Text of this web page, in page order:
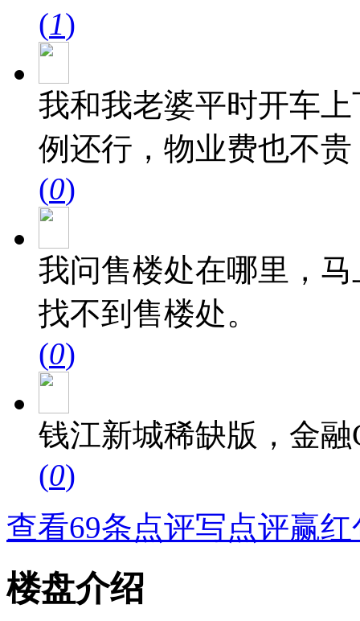
(1)
我和我老婆平时开车
例还行，物业费也不
(0)
我问售楼处在哪里，
找不到售楼处。
(0)
钱江新城稀缺版，金
(0)
查看69条点评写点评赢
楼盘介绍